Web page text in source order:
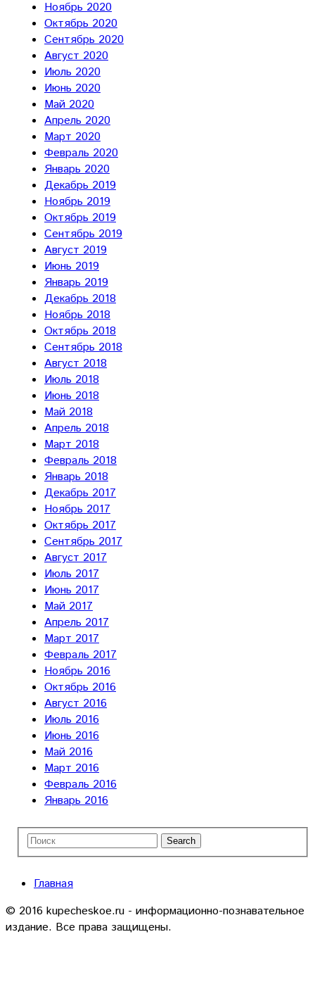
Ноябрь 2020
Октябрь 2020
Сентябрь 2020
Август 2020
Июль 2020
Июнь 2020
Май 2020
Апрель 2020
Март 2020
Февраль 2020
Январь 2020
Декабрь 2019
Ноябрь 2019
Октябрь 2019
Сентябрь 2019
Август 2019
Июнь 2019
Январь 2019
Декабрь 2018
Ноябрь 2018
Октябрь 2018
Сентябрь 2018
Август 2018
Июль 2018
Июнь 2018
Май 2018
Апрель 2018
Март 2018
Февраль 2018
Январь 2018
Декабрь 2017
Ноябрь 2017
Октябрь 2017
Сентябрь 2017
Август 2017
Июль 2017
Июнь 2017
Май 2017
Апрель 2017
Март 2017
Февраль 2017
Ноябрь 2016
Октябрь 2016
Август 2016
Июль 2016
Июнь 2016
Май 2016
Март 2016
Февраль 2016
Январь 2016
Главная
© 2016 kupecheskoe.ru - информационно-познавательное
издание. Все права защищены.